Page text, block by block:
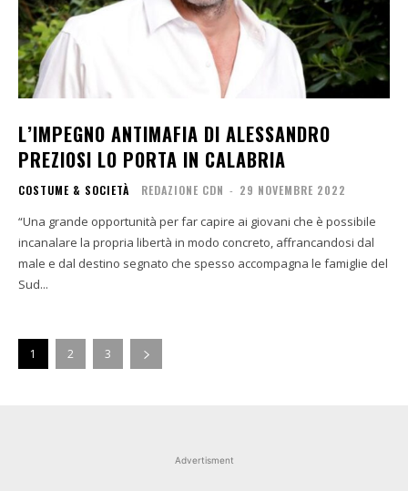
L’IMPEGNO ANTIMAFIA DI ALESSANDRO
PREZIOSI LO PORTA IN CALABRIA
COSTUME & SOCIETÀ REDAZIONE CDN - 29 NOVEMBRE 2022
“Una grande opportunità per far capire ai giovani che è possibile
incanalare la propria libertà in modo concreto, affrancandosi dal
male e dal destino segnato che spesso accompagna le famiglie del
Sud...
1 2 3
Advertisment